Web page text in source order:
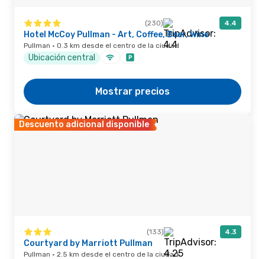
(230) 4.4
Hotel McCoy Pullman - Art, Coffee, Beer, Wine
Pullman · 0.3 km desde el centro de la ciudad
Ubicación central
Mostrar precios
Descuento adicional disponible
(133) 4.3
Courtyard by Marriott Pullman
Pullman · 2.5 km desde el centro de la ciudad